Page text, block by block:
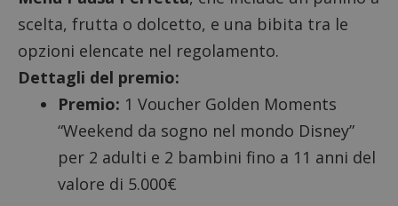
scelta, frutta o dolcetto, e una bibita tra le
opzioni elencate nel regolamento.
Dettagli del premio:
Premio: 1 Voucher Golden Moments
“Weekend da sogno nel mondo Disney”
per 2 adulti e 2 bambini fino a 11 anni del
valore di 5.000€